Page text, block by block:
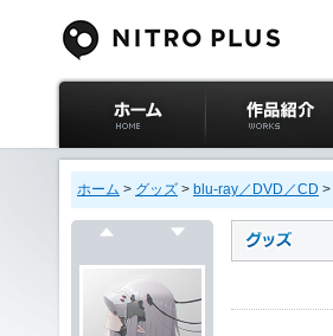
ニトロプラス公式
サイト ホーム
作品紹介
ホーム > グッズ > blu-ray／DVD／CD >